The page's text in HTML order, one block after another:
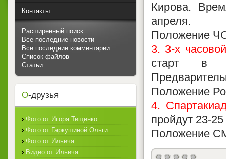
Кирова.
апреля.
Положение
3. 3-х
старт в
Положение
4.
пройдут 23-
Положение
Контакты
Расширенный поиск
Все последние новости
Все последние комментарии
Список файлов
Статьи
О-друзья
Фото от Игоря Тищенко
Фото от Гаркушиной Ольги
Фото от Ильича
Видео от Ильича